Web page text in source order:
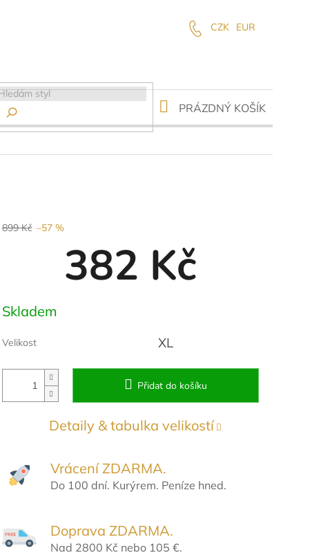
CZK EUR

NÁKUPNÍ
KOŠÍK
PRÁZDNÝ KOŠÍK
899 Kč –57 %
382 Kč
Měrná
cena:
Skladem
Velikost XL
Přidat do košíku
Detaily & tabulka velikostí
Vrácení ZDARMA.
Do 100 dní. Kurýrem. Peníze hned.
Doprava ZDARMA.
Nad 2800 Kč nebo 105 €.